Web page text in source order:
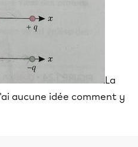
La
aucune idée comment y